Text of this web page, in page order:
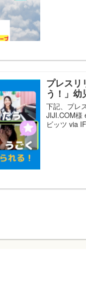
プレスリ
う！」
下記、プレ
JIJI.COM様
ビッツ via